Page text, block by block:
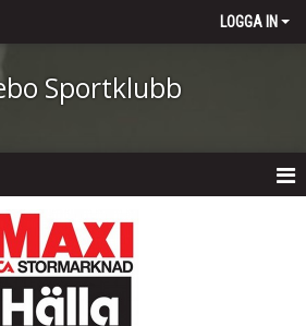
LOGGA IN
Sportklubb